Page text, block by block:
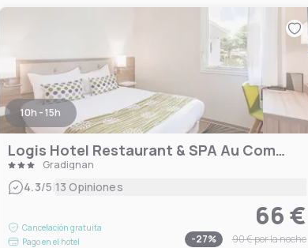
10h - 15h
Logis Hotel Restaurant & SPA Au Comte d'Ornon
Gradignan
4.3/5|13 Opiniones
Cancelación gratuita
Pago en el hotel
66 €
-27% 90 €por la noche